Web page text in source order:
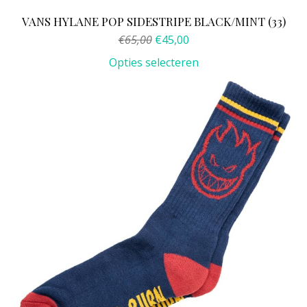
VANS HYLANE POP SIDESTRIPE BLACK/MINT (33)
€65,00 Oorspronkelijke
prijs
was:
€45,00Huidige
is:
Opties selecteren